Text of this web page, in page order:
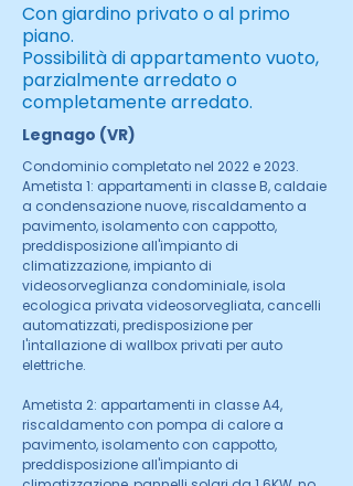
Con giardino privato o al primo
piano.
Possibilità di appartamento vuoto,
parzialmente arredato o
completamente arredato.
Legnago (VR)
Condominio completato nel 2022 e 2023.
Ametista 1: appartamenti in classe B, caldaie
a condensazione nuove, riscaldamento a
pavimento, isolamento con cappotto,
preddisposizione all'impianto di
climatizzazione, impianto di
videosorveglianza condominiale, isola
ecologica privata videosorvegliata, cancelli
automatizzati, predisposizione per
l'intallazione di wallbox privati per auto
elettriche.
Ametista 2: appartamenti in classe A4,
riscaldamento con pompa di calore a
pavimento, isolamento con cappotto,
preddisposizione all'impianto di